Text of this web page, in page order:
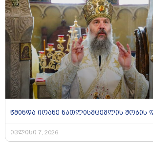
წმინდა იოანე ნათლისმცემლის შობის
ივლისი 7, 2026